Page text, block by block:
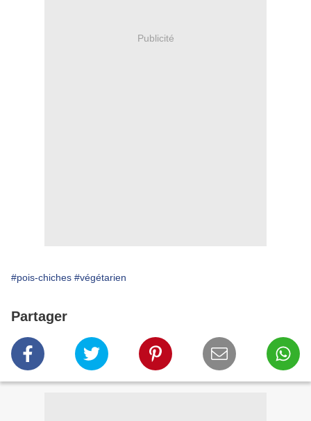
Publicité
#pois-chiches #végétarien
Partager